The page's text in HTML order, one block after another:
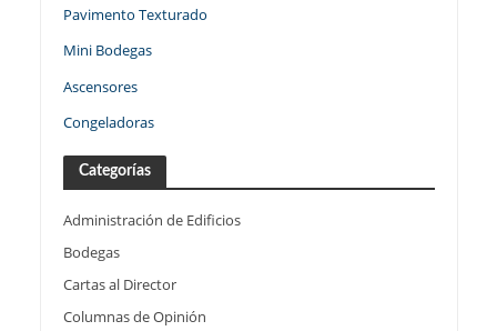
Pavimento Texturado
Mini Bodegas
Ascensores
Congeladoras
Categorías
Administración de Edificios
Bodegas
Cartas al Director
Columnas de Opinión